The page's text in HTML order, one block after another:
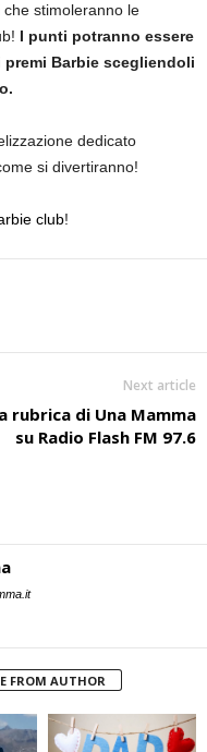
stimoleranno le
I punti potranno essere
Barbie scegliendoli
dedicato
si divertiranno!
club!
Next article
rubrica di Una Mamma
su Radio Flash FM 97.6
FROM AUTHOR